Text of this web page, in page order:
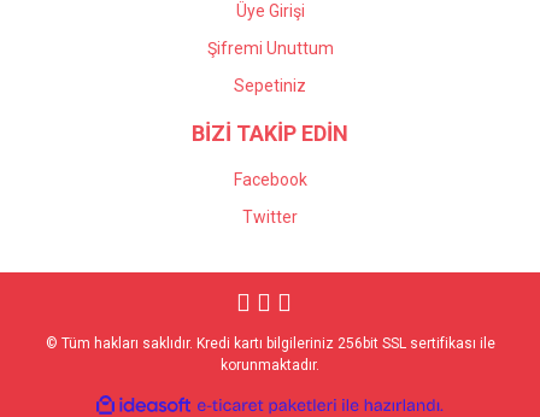
Üye Girişi
Şifremi Unuttum
Sepetiniz
BİZİ TAKİP EDİN
Facebook
Twitter
© Tüm hakları saklıdır. Kredi kartı bilgileriniz 256bit SSL sertifikası ile
korunmaktadır.
ideasoft e-